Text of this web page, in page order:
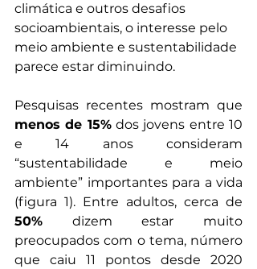
climática e outros desafios
socioambientais, o interesse pelo
meio ambiente e sustentabilidade
parece estar diminuindo.
menos de 15% dos jovens entre 10
e 14 anos consideram
“sustentabilidade e meio
ambiente” importantes para a vida
50% dizem estar muito
preocupados com o tema, número
que caiu 11 pontos desde 2020